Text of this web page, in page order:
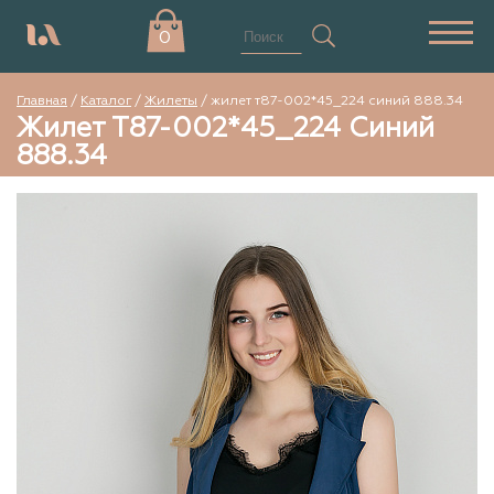
0
Главная / Каталог/ Жилеты / жилет т87-002*45_224 синий 888.34
Жилет Т87-002*45_224 Синий
888.34